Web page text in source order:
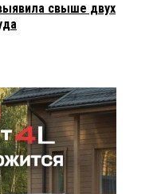
свыше двух